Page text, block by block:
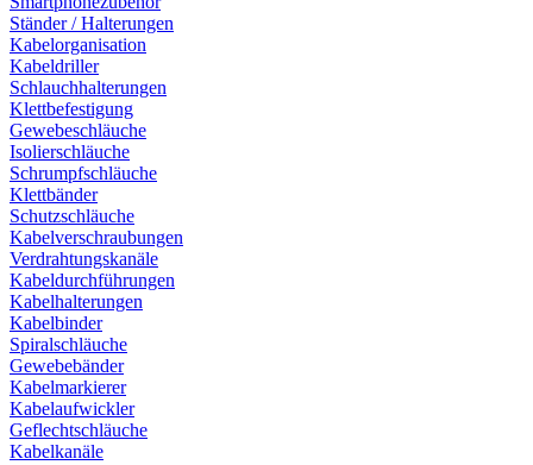
Ständer / Halterungen
Kabelorganisation
Kabeldriller
Schlauchhalterungen
Klettbefestigung
Gewebeschläuche
Isolierschläuche
Schrumpfschläuche
Klettbänder
Schutzschläuche
Kabelverschraubungen
Verdrahtungskanäle
Kabeldurchführungen
Kabelhalterungen
Kabelbinder
Spiralschläuche
Gewebebänder
Kabelmarkierer
Kabelaufwickler
Geflechtschläuche
Kabelkanäle